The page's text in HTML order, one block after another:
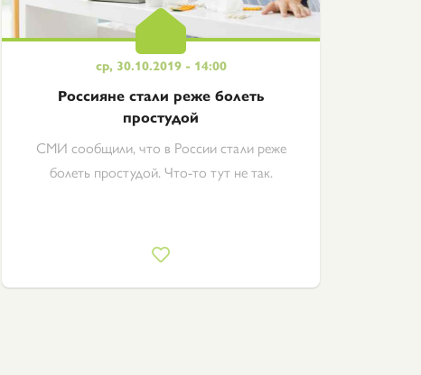
ср, 30.10.2019 - 14:00
Россияне стали реже болеть
простудой
СМИ сообщили, что в России стали реже
болеть простудой. Что-то тут не так.